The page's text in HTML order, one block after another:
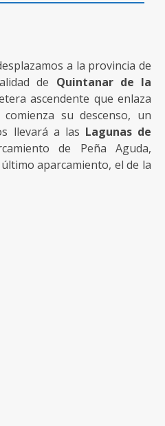
a la provincia de
de Quintanar de la
ascendente que enlaza
su descenso, un
llevará a las Lagunas de
de Peña Aguda,
aparcamiento, el de la